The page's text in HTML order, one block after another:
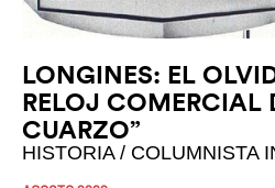
LONGINES: EL
RELOJ COMERCIAL
CUARZO”
HISTORIA / COLUMNISTA